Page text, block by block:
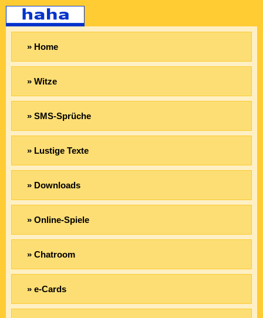
» Home
» Witze
» SMS-Sprüche
» Lustige Texte
» Downloads
» Online-Spiele
» Chatroom
» e-Cards